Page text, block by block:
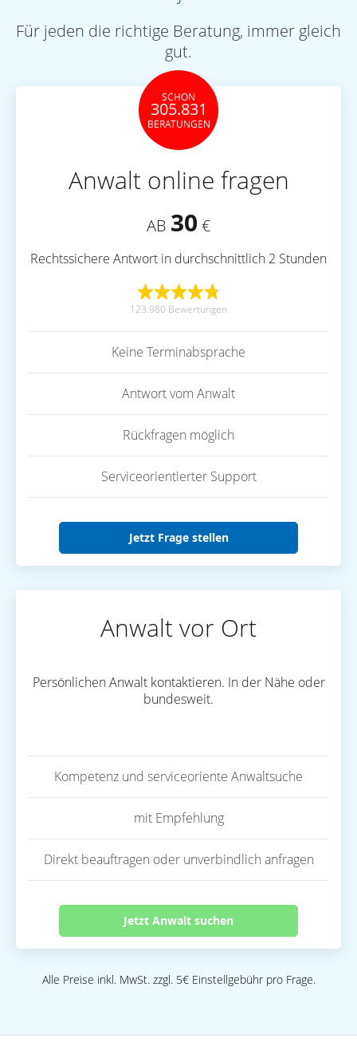
Für jeden die richtige Beratung, immer gleich
gut.
SCHON
305.831
BERATUNGEN
Anwalt online fragen
AB 30 €
Rechtssichere Antwort in durchschnittlich 2 Stunden
123.980 Bewertungen
Keine Terminabsprache
Antwort vom Anwalt
Rückfragen möglich
Serviceorientierter Support
Jetzt Frage stellen
Anwalt vor Ort
Persönlichen Anwalt kontaktieren. In der Nähe oder
bundesweit.
Kompetenz und serviceoriente Anwaltsuche
mit Empfehlung
Direkt beauftragen oder unverbindlich anfragen
Jetzt Anwalt suchen
Alle Preise inkl. MwSt. zzgl. 5€ Einstellgebühr pro Frage.